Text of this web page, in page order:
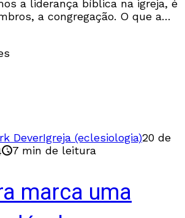
a liderança bíblica na igreja, é
a congregação. O que a
DeverIgreja (eclesiologia)20 de
7 min de leitura
marca uma